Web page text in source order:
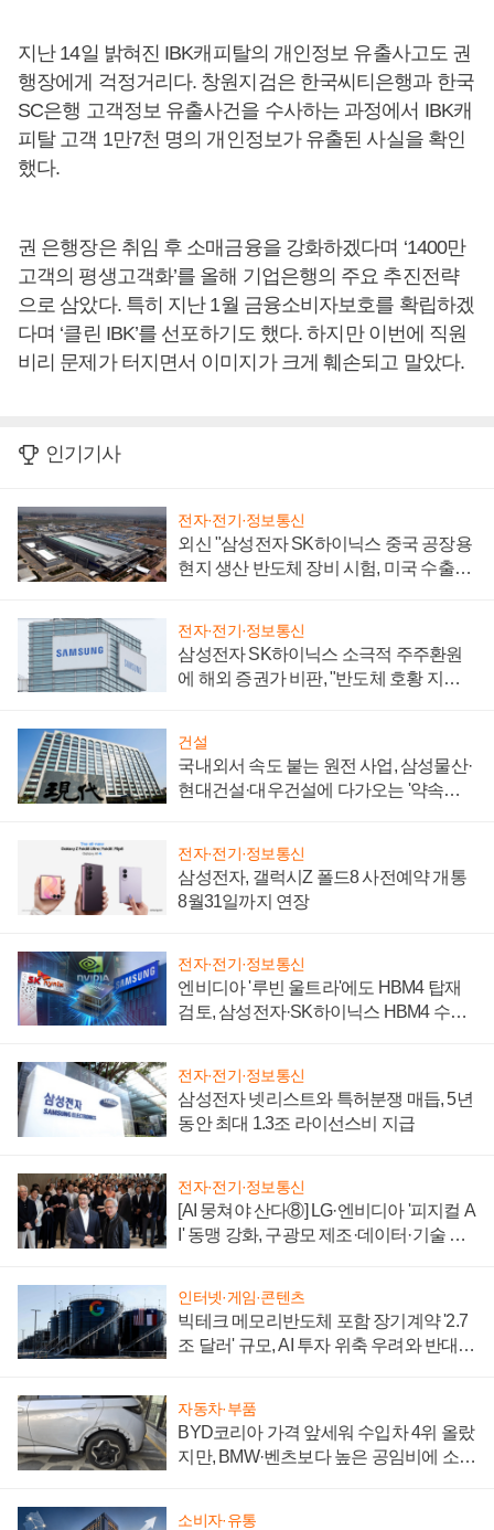
지난 14일 밝혀진 IBK캐피탈의 개인정보 유출사고도 권
행장에게 걱정거리다. 창원지검은 한국씨티은행과 한국
SC은행 고객정보 유출사건을 수사하는 과정에서 IBK캐
피탈 고객 1만7천 명의 개인정보가 유출된 사실을 확인
했다.
권 은행장은 취임 후 소매금융을 강화하겠다며 ‘1400만
고객의 평생고객화’를 올해 기업은행의 주요 추진전략
으로 삼았다. 특히 지난 1월 금융소비자보호를 확립하겠
다며 ‘클린 IBK’를 선포하기도 했다. 하지만 이번에 직원
비리 문제가 터지면서 이미지가 크게 훼손되고 말았다.
인기기사
전자·전기·정보통신
외신 "삼성전자 SK하이닉스 중국 공장용
현지 생산 반도체 장비 시험, 미국 수출통
전자·전기·정보통신
삼성전자 SK하이닉스 소극적 주주환원
에 해외 증권가 비판, "반도체 호황 지속
건설
국내외서 속도 붙는 원전 사업, 삼성물산·
현대건설·대우건설에 다가오는 '약속의
전자·전기·정보통신
삼성전자, 갤럭시Z 폴드8 사전예약 개통
8월31일까지 연장
전자·전기·정보통신
엔비디아 '루빈 울트라'에도 HBM4 탑재
검토, 삼성전자·SK하이닉스 HBM4 수율
전자·전기·정보통신
삼성전자 넷리스트와 특허분쟁 매듭, 5년
동안 최대 1.3조 라이선스비 지급
전자·전기·정보통신
[AI 뭉쳐야 산다⑧] LG·엔비디아 '피지컬 A
I' 동맹 강화, 구광모 제조·데이터·기술 결
인터넷·게임·콘텐츠
빅테크 메모리반도체 포함 장기계약 '2.7
조 달러' 규모, AI 투자 위축 우려와 반대
자동차·부품
BYD코리아 가격 앞세워 수입차 4위 올랐
지만, BMW·벤츠보다 높은 공임비에 소비
소비자·유통